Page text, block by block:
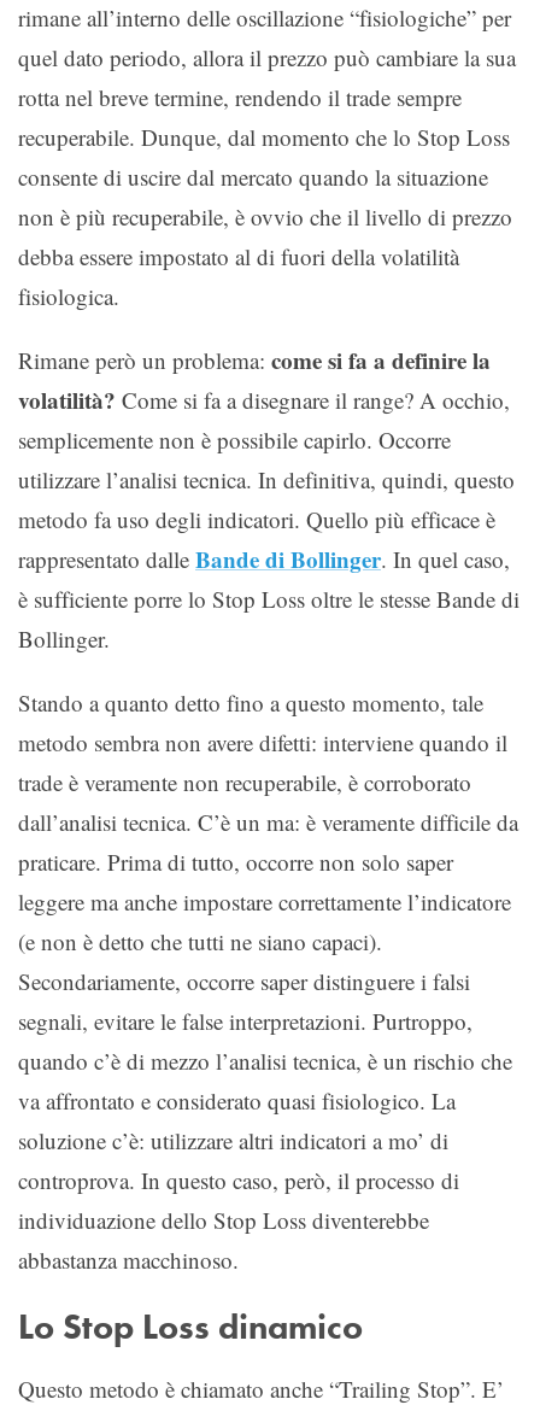
rimane all’interno delle oscillazione “fisiologiche” per
quel dato periodo, allora il prezzo può cambiare la sua
rotta nel breve termine, rendendo il trade sempre
recuperabile. Dunque, dal momento che lo Stop Loss
consente di uscire dal mercato quando la situazione
non è più recuperabile, è ovvio che il livello di prezzo
debba essere impostato al di fuori della volatilità
fisiologica.
Rimane però un problema: come si fa a definire la
volatilità? Come si fa a disegnare il range? A occhio,
semplicemente non è possibile capirlo. Occorre
utilizzare l’analisi tecnica. In definitiva, quindi, questo
metodo fa uso degli indicatori. Quello più efficace è
rappresentato dalle Bande di Bollinger. In quel caso,
è sufficiente porre lo Stop Loss oltre le stesse Bande di
Bollinger.
Stando a quanto detto fino a questo momento, tale
metodo sembra non avere difetti: interviene quando il
trade è veramente non recuperabile, è corroborato
dall’analisi tecnica. C’è un ma: è veramente difficile da
praticare. Prima di tutto, occorre non solo saper
leggere ma anche impostare correttamente l’indicatore
(e non è detto che tutti ne siano capaci).
Secondariamente, occorre saper distinguere i falsi
segnali, evitare le false interpretazioni. Purtroppo,
quando c’è di mezzo l’analisi tecnica, è un rischio che
va affrontato e considerato quasi fisiologico. La
soluzione c’è: utilizzare altri indicatori a mo’ di
controprova. In questo caso, però, il processo di
individuazione dello Stop Loss diventerebbe
abbastanza macchinoso.
Lo Stop Loss dinamico
Questo metodo è chiamato anche “Trailing Stop”. E’